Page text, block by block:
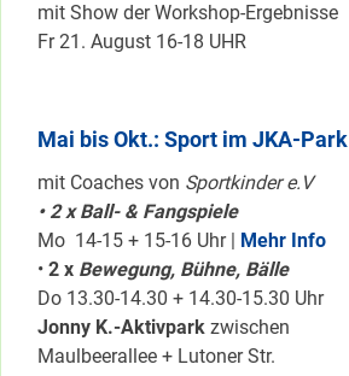
mit Show der Workshop-Ergebnisse
Fr 21. August 16-18 UHR
Mai bis Okt.: Sport im JKA-Park
mit Coaches von Sportkinder e.V
• 2 x Ball- & Fangspiele
Mo 14-15 + 15-16 Uhr | Mehr Info
• 2 x Bewegung, Bühne, Bälle
Do 13.30-14.30 + 14.30-15.30 Uhr
Jonny K.-Aktivpark zwischen
Maulbeerallee + Lutoner Str.